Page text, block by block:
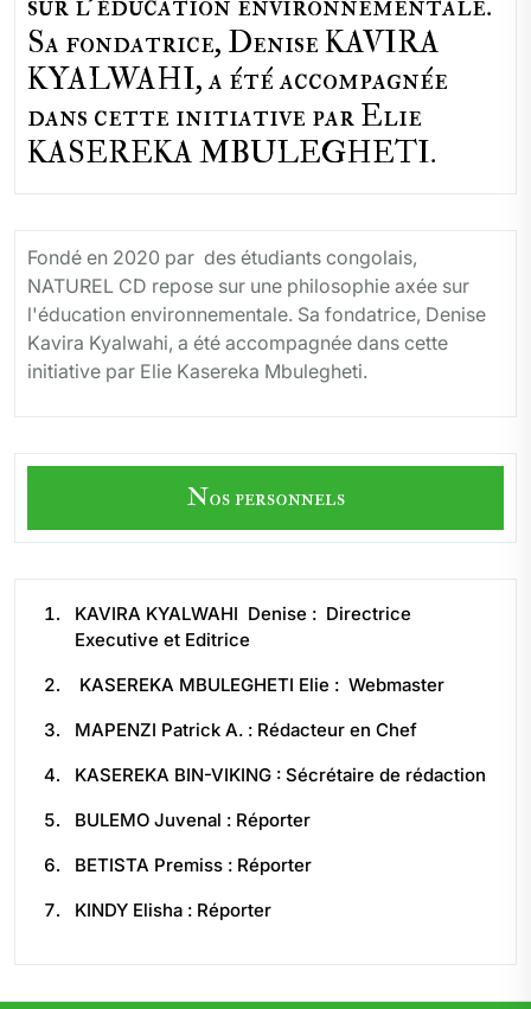
Sa fondatrice, Denise KAVIRA
KYALWAHI, a été accompagnée
dans cette initiative par Elie
KASEREKA MBULEGHETI.
Fondé en 2020 par des étudiants congolais,
NATUREL CD repose sur une philosophie axée sur
l'éducation environnementale. Sa fondatrice, Denise
Kavira Kyalwahi, a été accompagnée dans cette
initiative par Elie Kasereka Mbulegheti.
Nos personnels
KAVIRA KYALWAHI Denise : Directrice
Executive et Editrice
KASEREKA MBULEGHETI Elie : Webmaster
MAPENZI Patrick A. : Rédacteur en Chef
KASEREKA BIN-VIKING : Sécrétaire de rédaction
BULEMO Juvenal : Réporter
BETISTA Premiss : Réporter
KINDY Elisha : Réporter